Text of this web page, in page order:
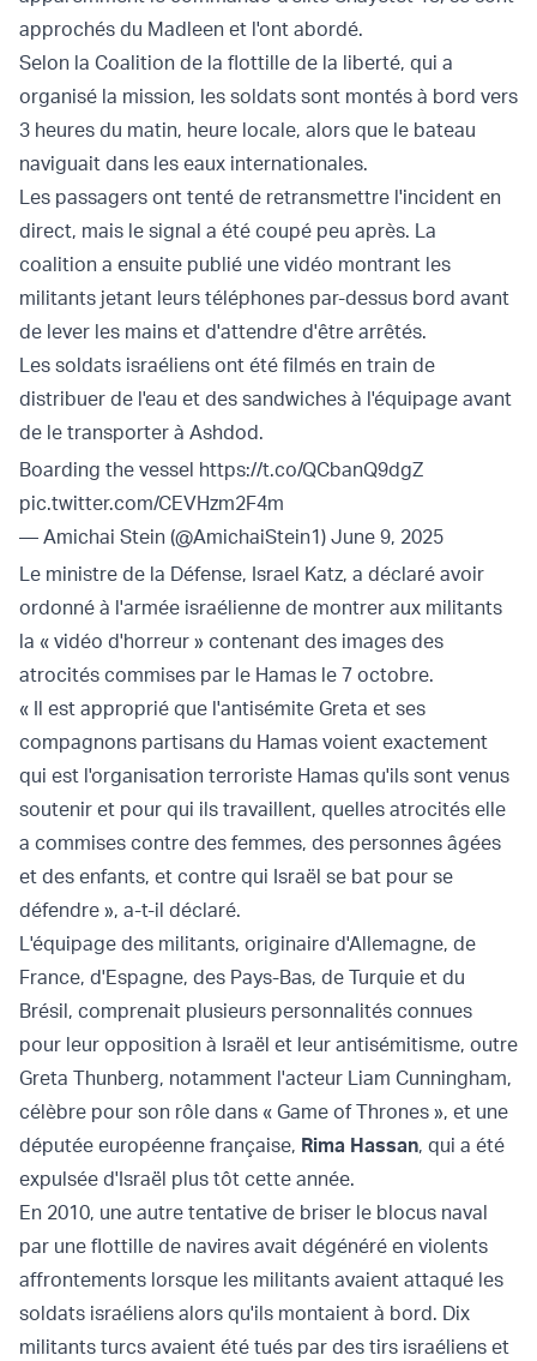
approchés du Madleen et l'ont abordé.
Selon la Coalition de la flottille de la liberté, qui a
organisé la mission, les soldats sont montés à bord vers
3 heures du matin, heure locale, alors que le bateau
naviguait dans les eaux internationales.
Les passagers ont tenté de retransmettre l'incident en
direct, mais le signal a été coupé peu après. La
coalition a ensuite publié une vidéo montrant les
militants jetant leurs téléphones par-dessus bord avant
de lever les mains et d'attendre d'être arrêtés.
Les soldats israéliens ont été filmés en train de
distribuer de l'eau et des sandwiches à l'équipage avant
de le transporter à Ashdod.
Boarding the vessel https://t.co/QCbanQ9dgZ
pic.twitter.com/CEVHzm2F4m
— Amichai Stein (@AmichaiStein1) June 9, 2025
Le ministre de la Défense, Israel Katz, a déclaré avoir
ordonné à l'armée israélienne de montrer aux militants
la « vidéo d'horreur » contenant des images des
atrocités commises par le Hamas le 7 octobre.
« Il est approprié que l'antisémite Greta et ses
compagnons partisans du Hamas voient exactement
qui est l'organisation terroriste Hamas qu'ils sont venus
soutenir et pour qui ils travaillent, quelles atrocités elle
a commises contre des femmes, des personnes âgées
et des enfants, et contre qui Israël se bat pour se
défendre », a-t-il déclaré.
L'équipage des militants, originaire d'Allemagne, de
France, d'Espagne, des Pays-Bas, de Turquie et du
Brésil, comprenait plusieurs personnalités connues
pour leur opposition à Israël et leur antisémitisme, outre
Greta Thunberg, notamment l'acteur Liam Cunningham,
célèbre pour son rôle dans « Game of Thrones », et une
députée européenne française, Rima Hassan, qui a été
expulsée d'Israël plus tôt cette année.
En 2010, une autre tentative de briser le blocus naval
par une flottille de navires avait dégénéré en violents
affrontements lorsque les militants avaient attaqué les
soldats israéliens alors qu'ils montaient à bord. Dix
militants turcs avaient été tués par des tirs israéliens et